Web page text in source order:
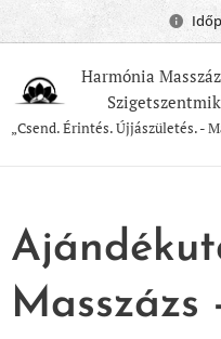
Harmónia
„Csend. Érintés. Újjászületés. -